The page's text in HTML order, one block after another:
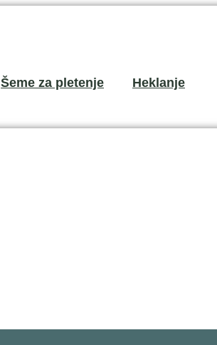
Šeme za pletenje Heklanje